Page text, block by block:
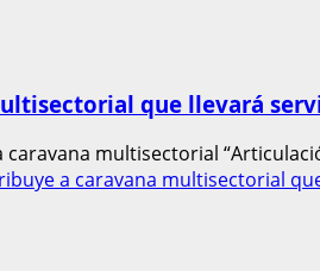
que llevará
multisectorial
a caravana multisectorial